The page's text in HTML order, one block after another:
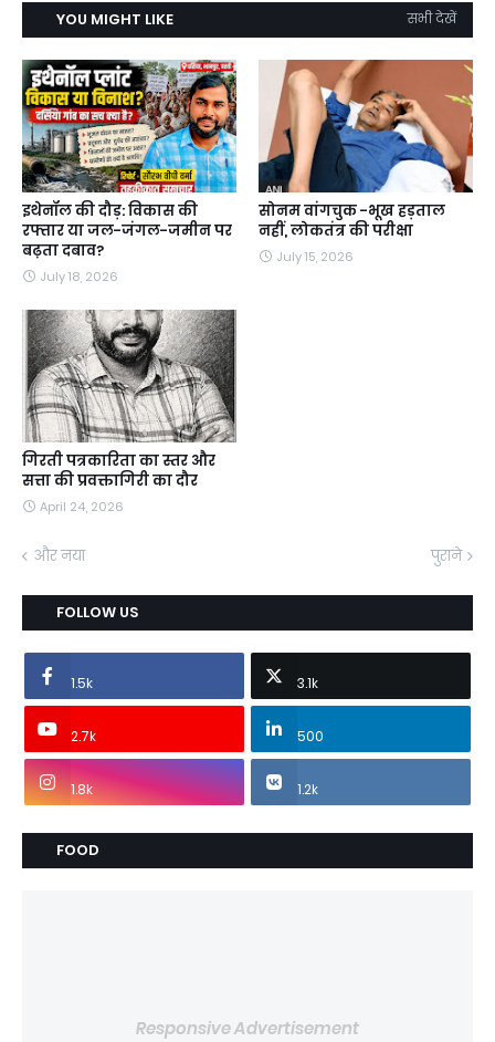
YOU MIGHT LIKE सभी देखें
इथेनॉल की दौड़: विकास की
रफ्तार या जल-जंगल-जमीन पर
बढ़ता दबाव?
July 18, 2026
सोनम वांगचुक -भूख हड़ताल
नहीं, लोकतंत्र की परीक्षा
July 15, 2026
गिरती पत्रकारिता का स्तर और
सत्ता की प्रवक्तागिरी का दौर
April 24, 2026
और नया पुराने
FOLLOW US
1.5k 3.1k
2.7k 500
1.8k 1.2k
FOOD
Responsive Advertisement